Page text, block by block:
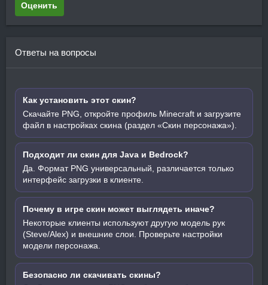
Оценить
Ответы на вопросы
Как установить этот скин?
Скачайте PNG, откройте профиль Minecraft и загрузите
файл в настройках скина (раздел «Скин персонажа»).
Подходит ли скин для Java и Bedrock?
Да. Формат PNG универсальный, различается только
интерфейс загрузки в клиенте.
Почему в игре скин может выглядеть иначе?
Некоторые клиенты используют другую модель рук
(Steve/Alex) и внешние слои. Проверьте настройки
модели персонажа.
Безопасно ли скачивать скины?